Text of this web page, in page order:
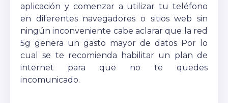
aplicación y comenzar a utilizar tu teléfono
en diferentes navegadores o sitios web sin
ningún inconveniente cabe aclarar que la red
5g genera un gasto mayor de datos Por lo
cual se te recomienda habilitar un plan de
internet para que no te quedes
incomunicado.